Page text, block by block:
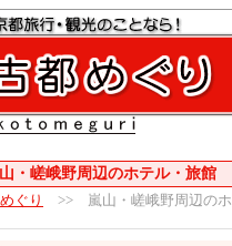
・嵯峨野周辺のホテル・旅館
ぐり
>> 嵐山・嵯峨野周辺のホ